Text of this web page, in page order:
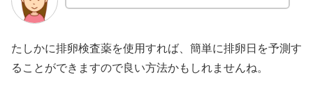
たしかに排卵検査薬を使用すれば、簡単に排卵日を予測す
ることができますので良い方法かもしれませんね。